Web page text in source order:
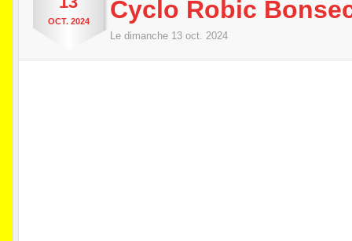
OCT. 2024 Cyclo Robic
Le dimanche 13 oct. 2024